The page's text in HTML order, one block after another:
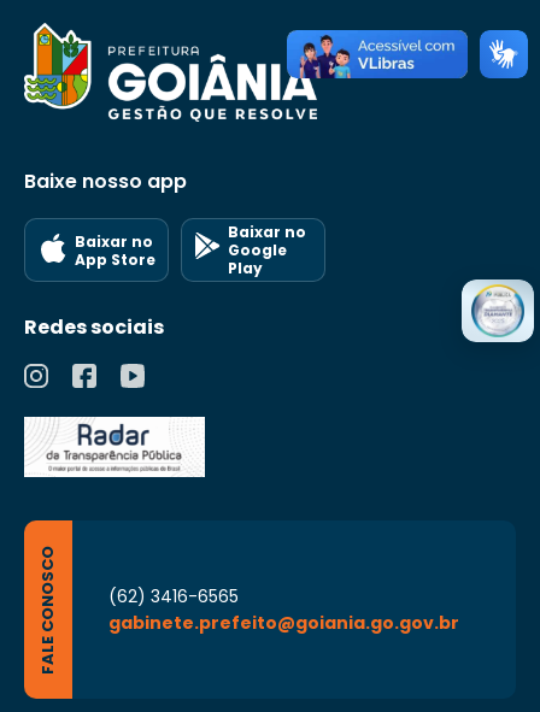
Baixe nosso app
Baixar no
App Store
Baixar no
Google
Play
Redes sociais
FALE CONOSCO
(62) 3416-6565
gabinete.prefeito@goiania.go.gov.br